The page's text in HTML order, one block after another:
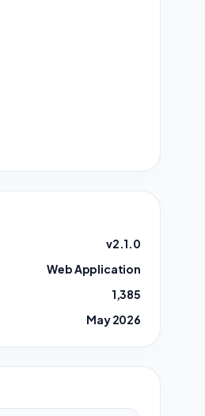
v2.1.0
Web Application
1,385
May 2026